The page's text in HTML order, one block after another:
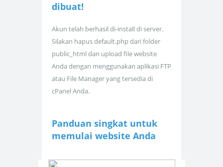
dibuat!
Akun telah berhasil di-install di server.
Silakan hapus default.php dari folder
public_html dan upload file website
Anda dengan menggunakan aplikasi FTP
atau File Manager yang tersedia di
cPanel Anda.
Panduan singkat untuk
memulai website Anda